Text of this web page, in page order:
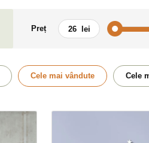
Preț
Motiv
Mașini
Cele mai vândute Cele